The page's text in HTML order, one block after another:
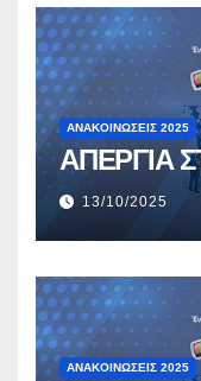
ΑΝΑΚΟΙΝΏΣΕΙΣ 2025
13/10/2025
ΑΝΑΚΟΙΝΏΣΕΙΣ 2025